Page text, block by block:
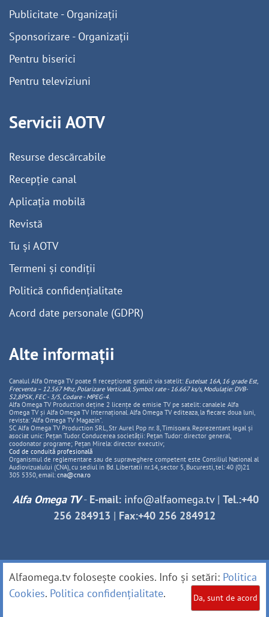
Publicitate - Organizații
Sponsorizare - Organizații
Pentru biserici
Pentru televiziuni
Servicii AOTV
Resurse descărcabile
Recepție canal
Aplicația mobilă
Revistă
Tu și AOTV
Termeni și condiții
Politică confidențialitate
Acord date personale (GDPR)
Alte informații
Canalul Alfa Omega TV poate fi recepționat gratuit via satelit: Eutelsat 16A, 16 grade Est,
Frecventa – 12.567 Mhz, PolarizareVerticală, Symbol rate - 16.667 ks/s, Modulație: DVB-
S2,8PSK, FEC - 3/5, Codare - MPEG-4.
Alfa Omega TV Production deține 2 licențe de emisie TV pe satelit: canalele Alfa
Omega TV și Alfa Omega TV Internațional. Alfa Omega TV editeaza, la fiecare doua luni,
revista: "Alfa Omega TV Magazin".
SC Alfa Omega TV Production SRL, Str Aurel Pop nr. 8, Timisoara. Reprezentant legal și
asociat unic: Pețan Tudor. Conducerea societății: Pețan Tudor: director general,
coodonator programe; Pețan Mirela: director executiv;
Cod de conduită profesională
Organismul de reglementare sau de supraveghere competent este Consiliul National al
Audiovizualului (CNA), cu sediul in Bd. Libertatii nr.14, sector 5, Bucuresti, tel: 40 (0)21
305 5350, email: cna@cna.ro
Alfa Omega TV- E-mail: info@alfaomega.tv| Tel.:+40
256 284913 | Fax:+40 256 284912
Alfaomega.tv folosește cookies. Info și setări: Politica
Cookies. Politica confidențialitate. Da, sunt de acord